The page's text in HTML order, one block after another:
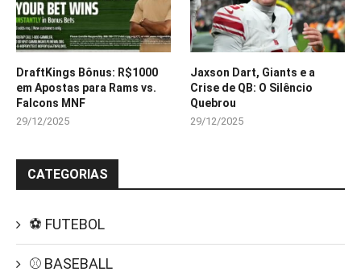
DraftKings Bônus: R$1000
em Apostas para Rams vs.
Falcons MNF
29/12/2025
Jaxson Dart, Giants e a
Crise de QB: O Silêncio
Quebrou
29/12/2025
CATEGORIAS
⚽ FUTEBOL
⚾ BASEBALL